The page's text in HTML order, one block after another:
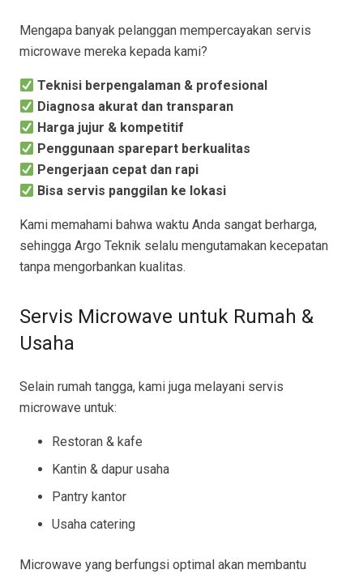
Mengapa banyak pelanggan mempercayakan servis
microwave mereka kepada kami?
Teknisi berpengalaman & profesional
Diagnosa akurat dan transparan
Harga jujur & kompetitif
Penggunaan sparepart berkualitas
Pengerjaan cepat dan rapi
Bisa servis panggilan ke lokasi
Kami memahami bahwa waktu Anda sangat berharga,
sehingga Argo Teknik selalu mengutamakan kecepatan
tanpa mengorbankan kualitas.
Servis Microwave untuk Rumah &
Usaha
Selain rumah tangga, kami juga melayani servis
microwave untuk:
Restoran & kafe
Kantin & dapur usaha
Pantry kantor
Usaha catering
Microwave yang berfungsi optimal akan membantu